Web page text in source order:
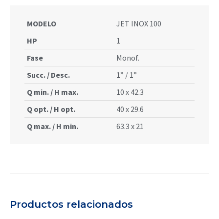
MODELO
JET INOX 100
HP
1
Fase
Monof.
Succ. / Desc.
1” / 1”
Q min. / H max.
10 x 42.3
Q opt. / H opt.
40 x 29.6
Q max. / H min.
63.3 x 21
Productos relacionados